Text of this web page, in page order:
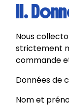
II.
Nous
strictement
commande
Données de
Nom et